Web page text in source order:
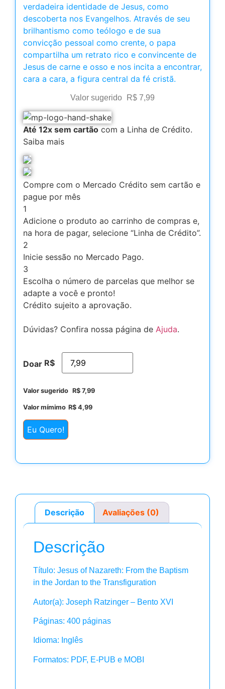
verdadeira identidade de Jesus, como
descoberta nos Evangelhos. Através de seu
brilhantismo como teólogo e de sua
convicção pessoal como crente, o papa
compartilha um retrato rico e convincente de
Jesus de carne e osso e nos incita a encontrar,
cara a cara, a figura central da fé cristã.
Valor sugerido R$ 7,99
Até 12x sem cartão com a Linha de Crédito.
Saiba mais
Compre com o Mercado Crédito sem cartão e
pague por mês
1
Adicione o produto ao carrinho de compras e,
na hora de pagar, selecione “Linha de Crédito”.
2
Inicie sessão no Mercado Pago.
3
Escolha o número de parcelas que melhor se
adapte a você e pronto!
Crédito sujeito a aprovação.
Dúvidas? Confira nossa página de Ajuda.
Doar R$
Valor sugerido R$ 7,99
Valor mímimo R$ 4,99
Eu Quero!
Descrição Avaliações (0)
Descrição
Título: Jesus of Nazareth: From the Baptism
in the Jordan to the Transfiguration
Autor(a): Joseph Ratzinger – Bento XVI
Páginas: 400 páginas
Idioma: Inglês
Formatos: PDF, E-PUB e MOBI